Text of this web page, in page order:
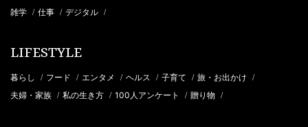
雑学 / 仕事 / デジタル /
LIFESTYLE
暮らし / フード / エンタメ / ヘルス / 子育て / 旅・お出かけ /
夫婦・家族 / 私の生き方 / 100人アンケート / 贈り物 /